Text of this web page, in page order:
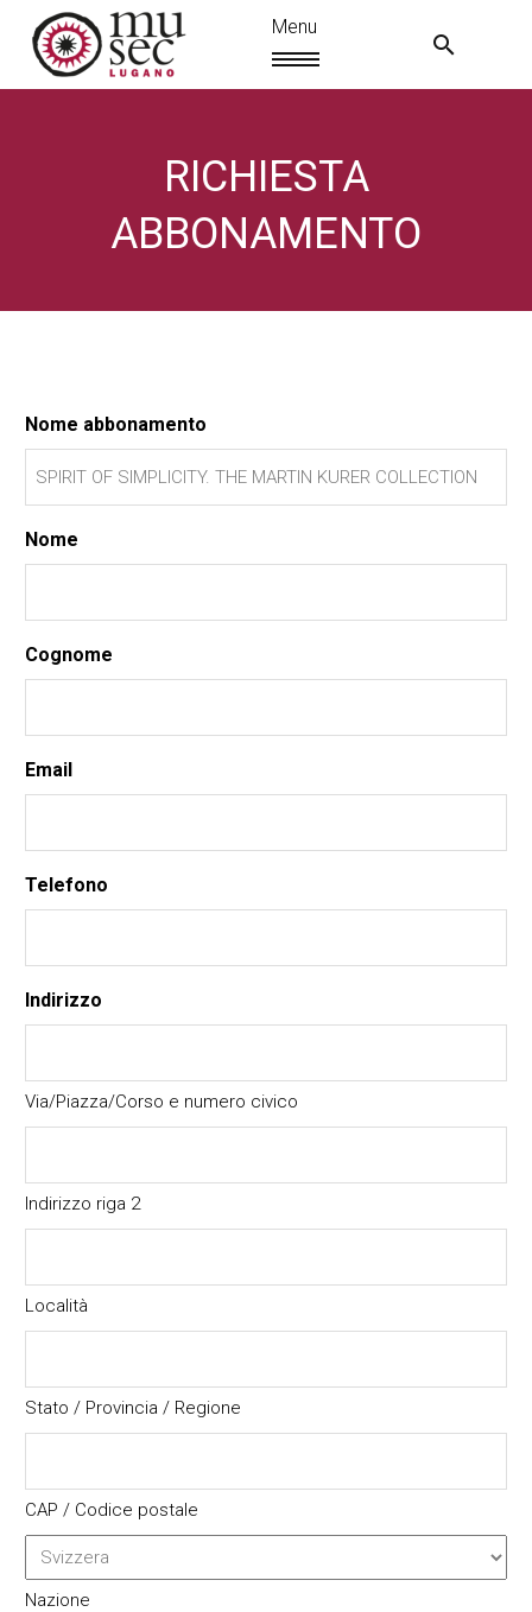
IT
RICHIESTA
ABBONAMENTO
Nome abbonamento
Nome
Cognome
Email
Telefono
Indirizzo
Via/Piazza/Corso e numero civico
Indirizzo riga 2
Località
Stato / Provincia / Regione
CAP / Codice postale
Nazione